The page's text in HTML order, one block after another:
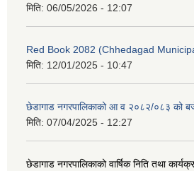
मिति: 06/05/2026 - 12:07
Red Book 2082 (Chhedagad
मिति: 12/01/2025 - 10:47
छेडागाड नगरपालिकाको आ व २०८२/०८३ को
मिति: 07/04/2025 - 12:27
छेडागाड नगरपालिकाको वार्षिक निति तथा